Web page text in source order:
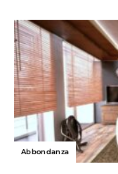
Abbondanza